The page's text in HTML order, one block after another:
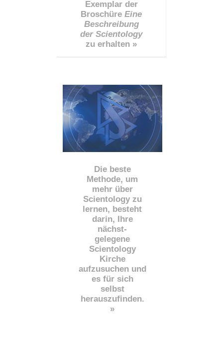
Exemplar der
Broschüre Eine
Beschreibung
der Scientology
zu erhalten »
Die beste
Methode, um
mehr über
Scientology zu
lernen, besteht
darin, Ihre
nächst-
gelegene
Scientology
Kirche
aufzusuchen und
es für sich
selbst
herauszufinden.
»